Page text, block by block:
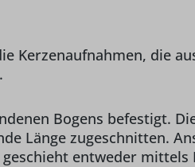
Kerzenaufnahmen, die
Bogens befestigt.
Länge zugeschnitten.
entweder